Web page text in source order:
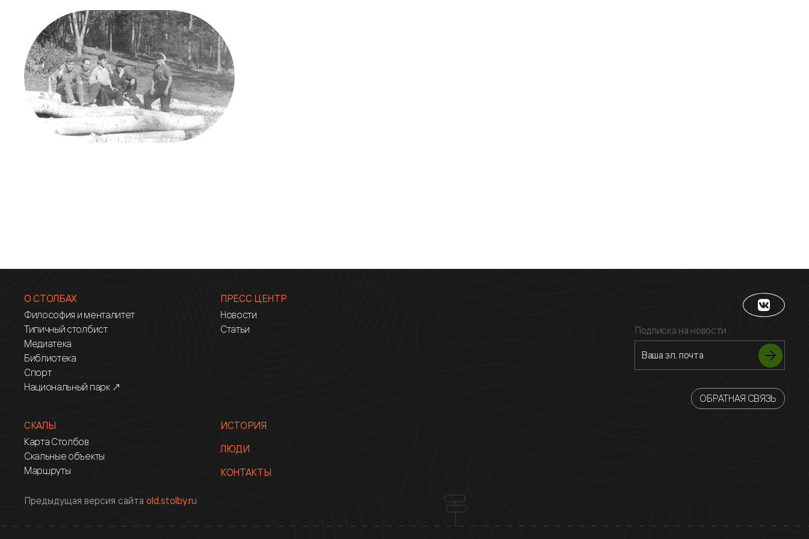
О СТОЛБАХ
Философия и менталитет
Типичный столбист
Медиатека
Библиотека
Спорт
Национальный парк ↗
ПРЕСС ЦЕНТР
Новости
Статьи
СКАЛЫ
Карта Столбов
Скальные объекты
Маршруты
ИСТОРИЯ
ЛЮДИ
КОНТАКТЫ
Подписка на новости
ОБРАТНАЯ СВЯЗЬ
Предыдущая версия сайта old.stolby.ru